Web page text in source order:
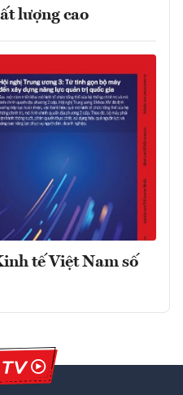
lượng cao
tế Việt Nam số